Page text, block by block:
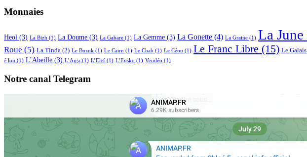
Monnaies
Heol (3) La Bizh (1) La Doume (3) La Gabare (1) La Gemme (3) La Gonette (4) La Graine (1) La June
Roue (5) La Tinda (2) Le Buzuk (1) Le Cairn (1) Le Chab (1) Le Céou (1) Le Franc Libre (15) Le Galais
é lou (1) L’Abeille (3) L’Aïga (1) L’Elef (1) L’Eusko (1) Vendéo (1)
Notre canal Telegram